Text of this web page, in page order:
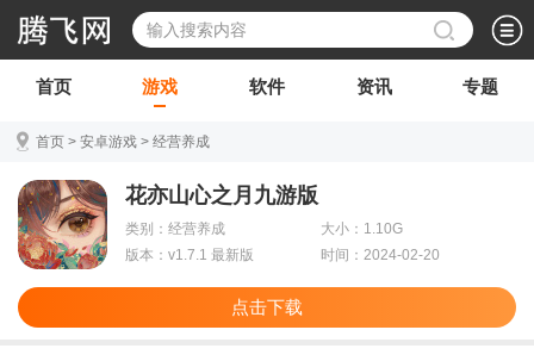
首页 游戏 软件 资讯 专题
首页 > 安卓游戏 > 经营养成
花亦山心之月九游版
类别：经营养成
大小：1.10G
版本：v1.7.1 最新版
时间：2024-02-20
点击下载